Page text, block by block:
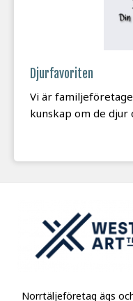
Djurfavoriten
Vi är
kunskap om de djur
Norrtäljeföretag ägs